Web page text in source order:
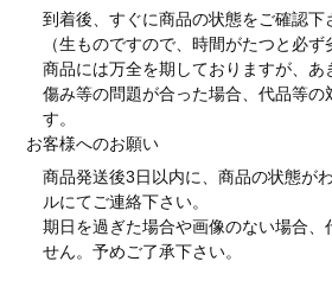
到着後、すぐに商品の状態をご確認下
（生ものですので、時間がたつと必ず
商品には万全を期しておりますが、あ
傷み等の問題が合った場合、代品等の
す。
お客様へのお願い
商品発送後3日以内に、商品の状態が
ルにてご連絡下さい。
期日を過ぎた場合や画像のない場合、
せん。予めご了承下さい。